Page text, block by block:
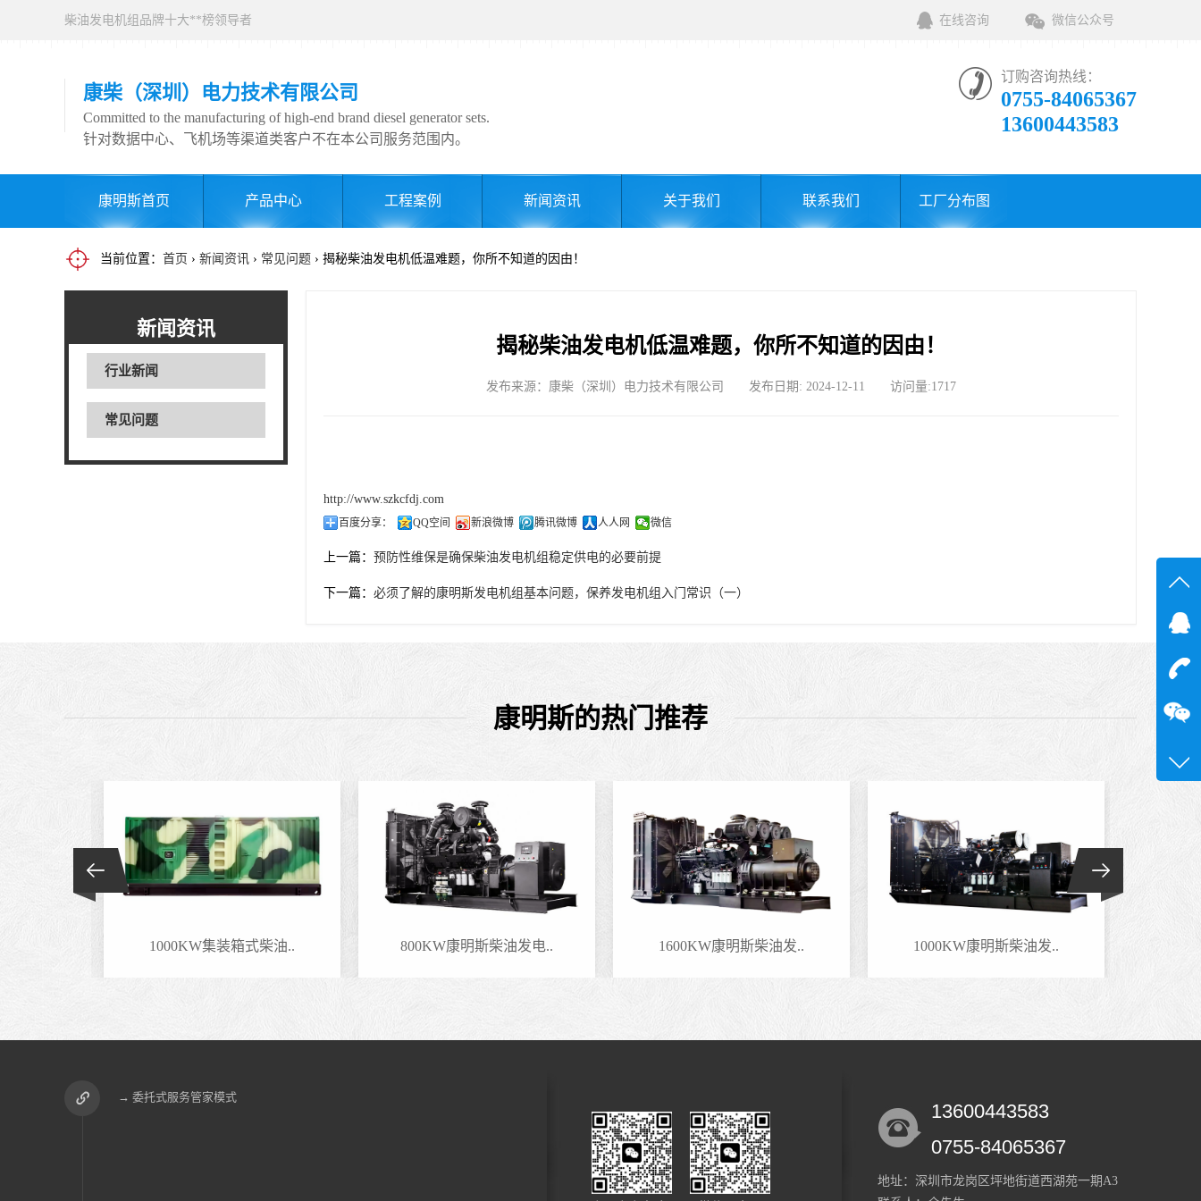
柴油发电机组品牌十大**榜领导者 在线咨询 微信公众号
康柴（深圳）电力技术有限公司
Committed to the manufacturing of high-end brand diesel generator sets.
针对数据中心、飞机场等渠道类客户不在本公司服务范围内。
订购咨询热线：
0755-84065367
13600443583
康明斯首页 产品中心 工程案例 新闻资讯 关于我们 联系我们 工厂分布图
当前位置： 首页 › 新闻资讯 › 常见问题 › 揭秘柴油发电机低温难题，你所不知道的因由！
新闻资讯
行业新闻
常见问题
揭秘柴油发电机低温难题，你所不知道的因由！
发布来源：康柴（深圳）电力技术有限公司 发布日期: 2024-12-11 访问量:1717
http://www.szkcfdj.com
百度分享： QQ空间 新浪微博 腾讯微博 人人网 微信
上一篇： 预防性维保是确保柴油发电机组稳定供电的必要前提
下一篇： 必须了解的康明斯发电机组基本问题，保养发电机组入门常识（一）
康明斯的热门推荐
1000KW集装箱式柴油.. 800KW康明斯柴油发电.. 1600KW康明斯柴油发.. 1000KW康明斯柴油发..
→ 委托式服务管家模式
13600443583
0755-84065367
地址：深圳市龙岗区坪地街道西湖苑一期A3
在线
在
咨询